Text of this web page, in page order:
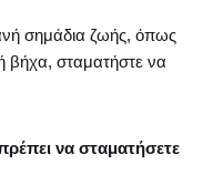
σημάδια ζωής, όπως
βήχα, σταματήστε να
να σταματήσετε